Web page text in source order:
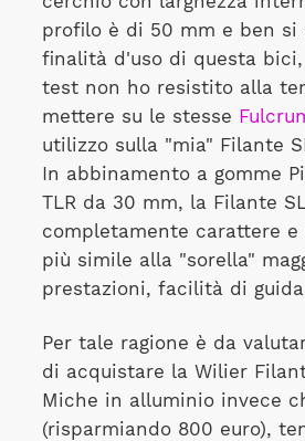
profilo è di 50 mm e ben si
finalità d'uso di questa
test non ho resistito alla
mettere su le stesse
utilizzo sulla "mia" Filante
In abbinamento a gomme
TLR da 30 mm, la Filante
completamente carattere
più simile alla "sorella"
prestazioni, facilità di
Per tale ragione è da
di acquistare la Wilier
Miche in alluminio invece
(risparmiando 800 euro),